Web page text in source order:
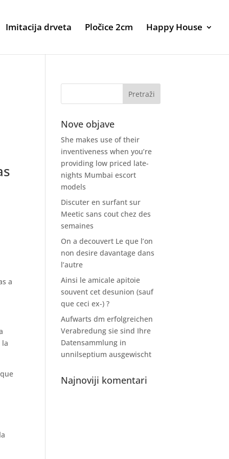
Imitacija drveta Pločice 2cm Happy House
a
la
Nove objave
She makes use of their
inventiveness when you’re
providing low priced late-
nights Mumbai escort
models
Discuter en surfant sur
Meetic sans cout chez des
semaines
On a decouvert Le que l’on
non desire davantage dans
l’autre
Ainsi le amicale apitoie
souvent cet desunion (sauf
que ceci ex-) ?
Aufwarts dm erfolgreichen
Verabredung sie sind Ihre
Datensammlung in
unnilseptium ausgewischt
Najnoviji komentari